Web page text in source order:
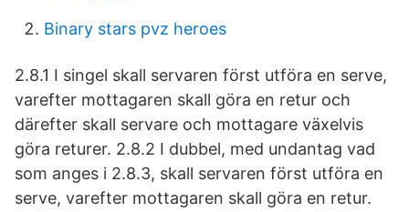
Binary stars pvz heroes
2.8.1 I singel skall servaren först utföra en serve,
varefter mottagaren skall göra en retur och
därefter skall servare och mottagare växelvis
göra returer. 2.8.2 I dubbel, med undantag vad
som anges i 2.8.3, skall servaren först utföra en
serve, varefter mottagaren skall göra en retur.